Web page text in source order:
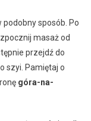
sposób. Po
masaż od
przejdź do
szyi. Pamiętaj o
góra-na-